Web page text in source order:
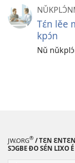
Tɛ́n lěe
kpɔ́n
Nǔ
JW.ORG® / TƐN
SƆGBE ƉO SƐ́N LIXO É